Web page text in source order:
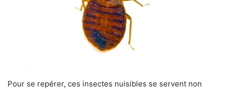
Pour se repérer, ces insectes nuisibles se servent non